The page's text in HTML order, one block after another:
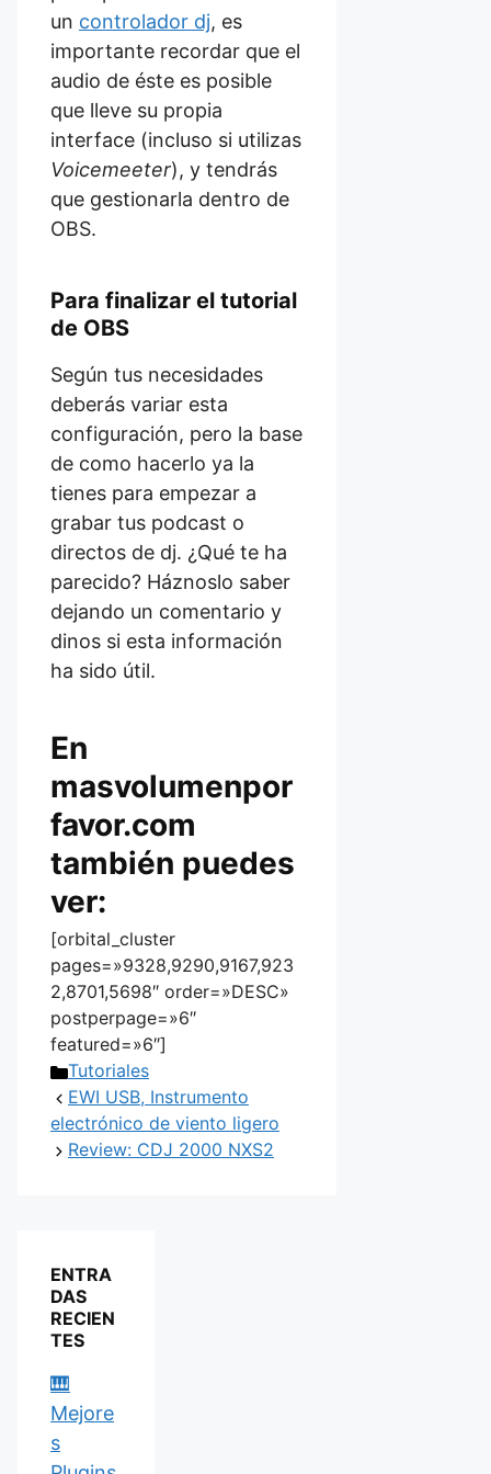
un controlador dj, es
importante recordar que el
audio de éste es posible
que lleve su propia
interface (incluso si utilizas
Voicemeeter), y tendrás
que gestionarla dentro de
OBS.
Para finalizar el tutorial
de OBS
Según tus necesidades
deberás variar esta
configuración, pero la base
de como hacerlo ya la
tienes para empezar a
grabar tus podcast o
directos de dj. ¿Qué te ha
parecido? Háznoslo saber
dejando un comentario y
dinos si esta información
ha sido útil.
En
masvolumenpor
favor.com
también puedes
ver:
[orbital_cluster
pages=»9328,9290,9167,923
2,8701,5698″ order=»DESC»
postperpage=»6″
featured=»6″]
Categorías
Tutoriales
EWI USB, Instrumento
electrónico de viento ligero
Review: CDJ 2000 NXS2
ENTRA
DAS
RECIEN
TES
🎹
Mejore
s